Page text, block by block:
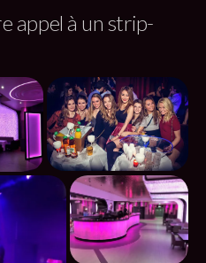
appel à un strip-